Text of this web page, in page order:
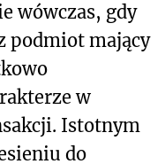
wówczas, gdy
podmiot mający
w
Istotnym
do